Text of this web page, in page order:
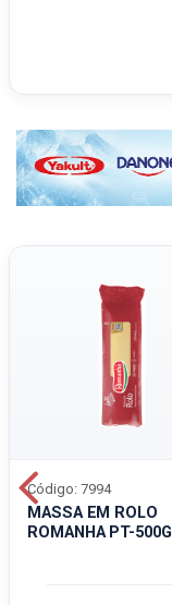
MASSA EM ROLO
ROMANHA PT-500G
Código: 7994